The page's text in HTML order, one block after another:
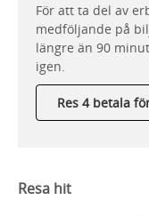
För att ta del av
medföljande på
längre än 90
igen.
Res 4 betala
Resa hit